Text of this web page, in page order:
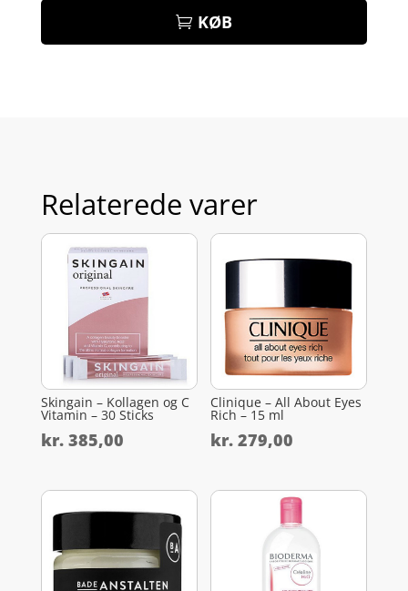
KØB
Relaterede varer
Skingain – Kollagen og C
Vitamin – 30 Sticks
kr.385,00
Clinique – All About Eyes
Rich – 15 ml
kr. 279,00